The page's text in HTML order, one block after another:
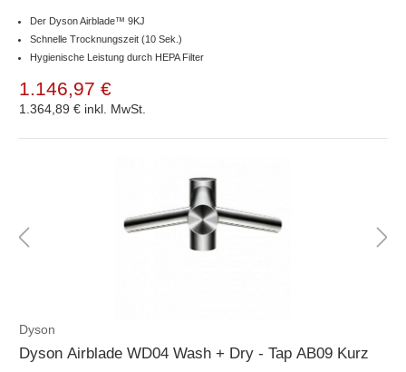
Der Dyson Airblade™ 9KJ
Schnelle Trocknungszeit (10 Sek.)
Hygienische Leistung durch HEPA Filter
1.146,97 €
1.364,89 € inkl. MwSt.
Dyson
Dyson Airblade WD04 Wash + Dry - Tap AB09 Kurz